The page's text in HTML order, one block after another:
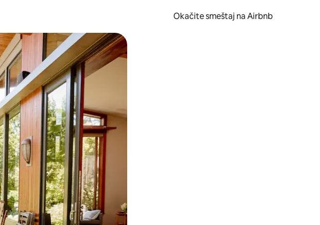
Okačite smeštaj na Airbnb
i da ih istražujte dodirom ili prevlačenjem.